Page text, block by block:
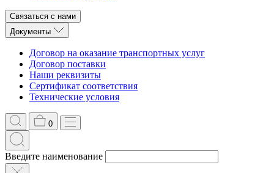
Связаться с нами
Документы
Договор на оказание транспортных услуг
Договор поставки
Наши реквизиты
Сертификат соответствия
Технические условия
0
Введите наименование